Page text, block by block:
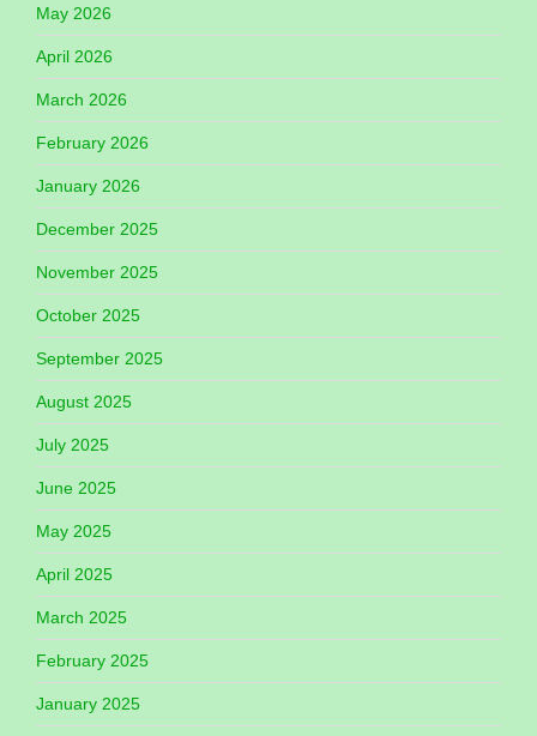
May 2026
April 2026
March 2026
February 2026
January 2026
December 2025
November 2025
October 2025
September 2025
August 2025
July 2025
June 2025
May 2025
April 2025
March 2025
February 2025
January 2025